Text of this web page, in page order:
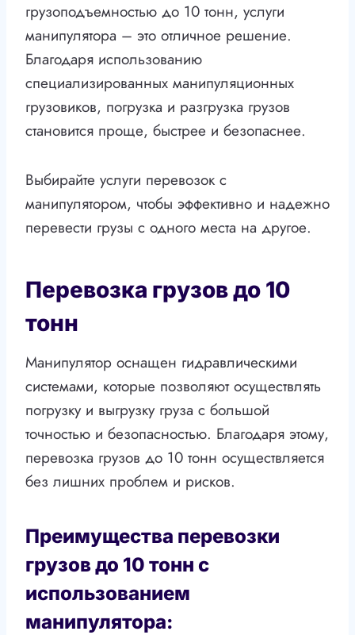
грузоподъемностью до 10 тонн, услуги
манипулятора – это отличное решение.
Благодаря использованию
специализированных манипуляционных
грузовиков, погрузка и разгрузка грузов
становится проще, быстрее и безопаснее.
Выбирайте услуги перевозок с
манипулятором, чтобы эффективно и надежно
перевести грузы с одного места на другое.
Перевозка грузов до 10
тонн
Манипулятор оснащен гидравлическими
системами, которые позволяют осуществлять
погрузку и выгрузку груза с большой
точностью и безопасностью. Благодаря этому,
перевозка грузов до 10 тонн осуществляется
без лишних проблем и рисков.
Преимущества перевозки
грузов до 10 тонн с
использованием
манипулятора: